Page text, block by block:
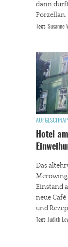
dann
Porzellan,
Text: Susanne
Hotel
Das
Einstand
neue
und
Text: Judith